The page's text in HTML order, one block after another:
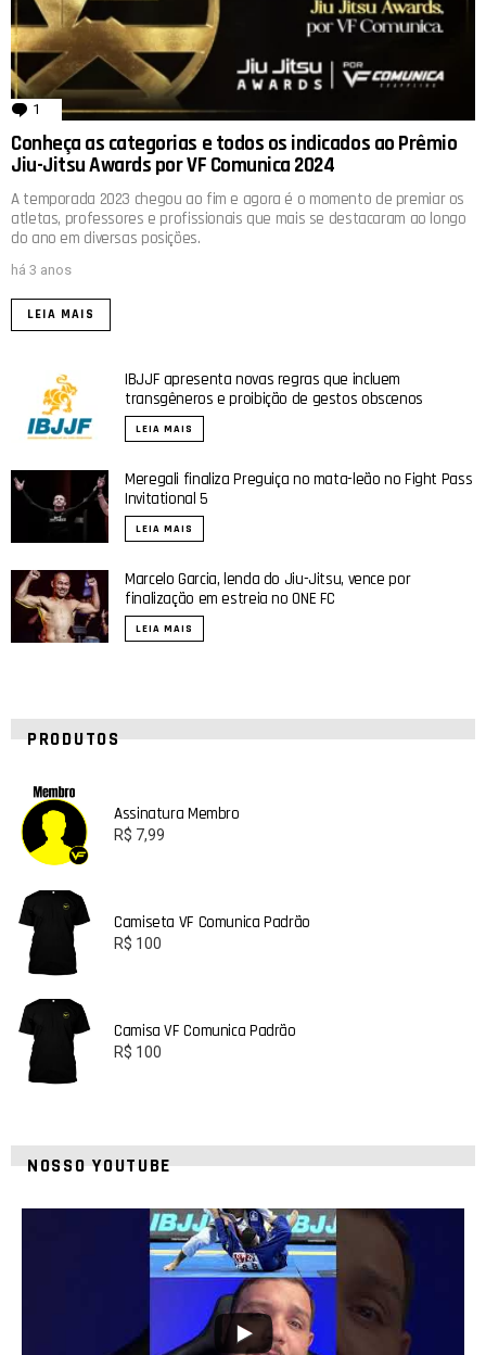
1 comentário
Conheça as categorias e todos os indicados ao Prêmio
Jiu-Jitsu Awards por VF Comunica 2024
A temporada 2023 chegou ao fim e agora é o momento de premiar os
atletas, professores e profissionais que mais se destacaram ao longo
do ano em diversas posições.
há 3 anos
LEIA MAIS
IBJJF apresenta novas regras que incluem
transgêneros e proibição de gestos obscenos
LEIA MAIS
Meregali finaliza Preguiça no mata-leão no Fight Pass
Invitational 5
LEIA MAIS
Marcelo Garcia, lenda do Jiu-Jitsu, vence por
finalização em estreia no ONE FC
LEIA MAIS
PRODUTOS
Assinatura Membro
R$ 7,99
Camiseta VF Comunica Padrão
R$ 100
Camisa VF Comunica Padrão
R$ 100
NOSSO YOUTUBE